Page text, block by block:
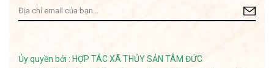
Ủy quyền bởi : HỢP TÁC XÃ THỦY SẢN TÂM ĐỨC